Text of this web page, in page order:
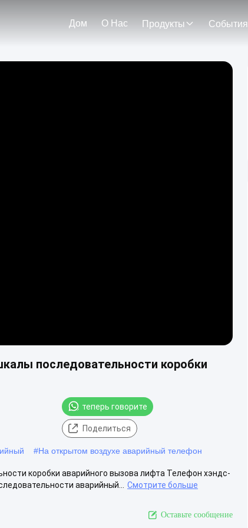
Дом О Нас Продукты События
последовательности коробки
теперь говорите
Поделиться
#На открытом воздухе аварийный телефон
коробки аварийного вызова лифта Телефон хэндс-
аварийный...
Смотрите больше
Оставьте сообщение